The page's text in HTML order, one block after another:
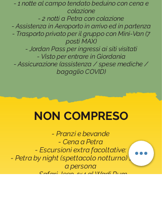
- 1 notte al campo tendato beduino con cena e
colazione
- 2 notti a Petra con colazione
- Assistenza in Aeroporto in arrivo ed in partenza
- Trasporto privato per il gruppo con Mini-Van (7
posti MAX)
- Jordan Pass per ingressi ai siti visitati
- Visto per entrare in Giordania
- Assicurazione (assistenza / spese mediche /
bagaglio COVID)
NON COMPRESO
- Pranzi e bevande
- Cena a Petra
- Escursioni extra facoltative:
- Petra by night (spettacolo notturno) 17 JOD
a persona
- Safari Jeep 4x4 al Wadi Rum